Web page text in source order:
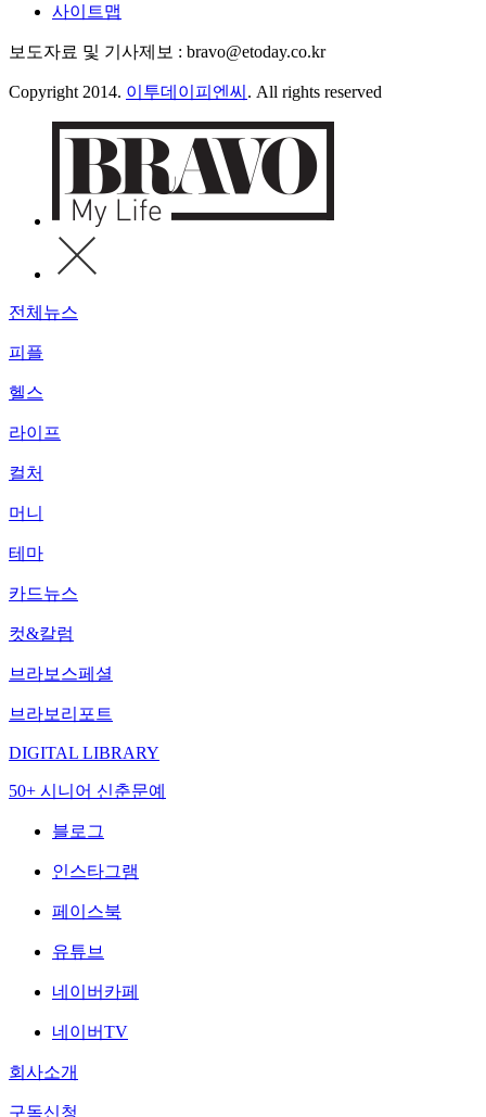
사이트맵
보도자료 및 기사제보 : bravo@etoday.co.kr
Copyright 2014. 이투데이피엔씨 . All rights reserved
전체뉴스
피플
헬스
라이프
컬처
머니
테마
카드뉴스
컷&칼럼
브라보스페셜
브라보리포트
DIGITAL LIBRARY
50+ 시니어 신춘문예
블로그
인스타그램
페이스북
유튜브
네이버카페
네이버TV
회사소개
구독신청